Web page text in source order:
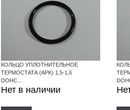
КОЛЬЦО УПЛОТНИТЕЛЬНОЕ
ТЕРМОСТАТА (APK) 1,5-1,6
DOHC...
Нет в наличии